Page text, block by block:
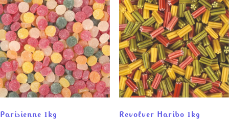
Parisienne 1kg Revolver Haribo 1kg